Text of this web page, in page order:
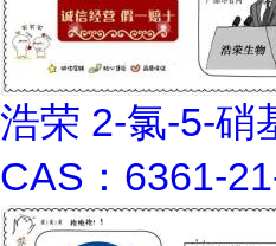
浩荣 2-氯-5-硝
CAS：6361-